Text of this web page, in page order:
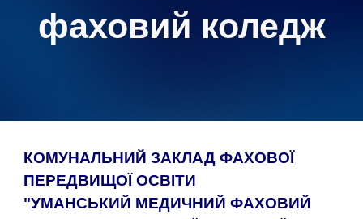
фаховий коледж
КОМУНАЛЬНИЙ ЗАКЛАД ФАХОВОЇ
ПЕРЕДВИЩОЇ ОСВІТИ
"УМАНСЬКИЙ МЕДИЧНИЙ ФАХОВИЙ